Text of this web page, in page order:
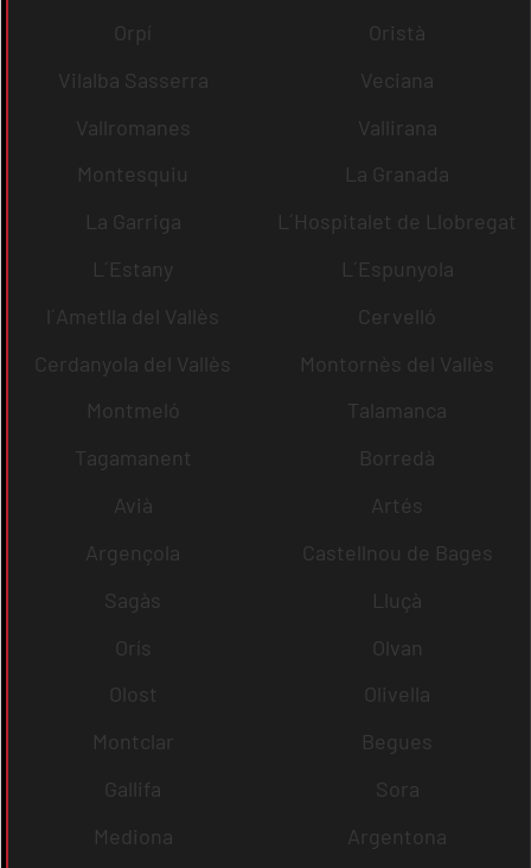
Orpí
Oristà
Vilalba Sasserra
Veciana
Vallromanes
Vallirana
Montesquiu
La Granada
La Garriga
L´Hospitalet de Llobregat
L´Estany
L´Espunyola
l´Ametlla del Vallès
Cervelló
Cerdanyola del Vallès
Montornès del Vallès
Montmeló
Talamanca
Tagamanent
Borredà
Avià
Artés
Argençola
Castellnou de Bages
Sagàs
Lluçà
Orís
Olvan
Olost
Olivella
Montclar
Begues
Gallifa
Sora
Mediona
Argentona